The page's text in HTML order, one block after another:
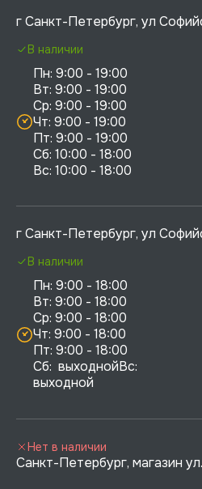
г Санкт-Петербург, ул
Пн: 9:00 - 19:00
Вт: 9:00 - 19:00
Ср: 9:00 - 19:00
Чт: 9:00 - 19:00
Пт: 9:00 - 19:00
Сб: 10:00 - 18:00
В наличии
г Санкт-Петербург, ул
Пн: 9:00 - 18:00
Вт: 9:00 - 18:00
Ср: 9:00 - 18:00
Чт: 9:00 - 18:00
Пт: 9:00 - 18:00
Сб:  выходнойВс:
выходной
В наличии
Санкт-Петербург, магазин
Нет в наличии